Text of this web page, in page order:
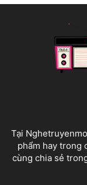
Tại
phẩm hay trong
cùng chia sẻ